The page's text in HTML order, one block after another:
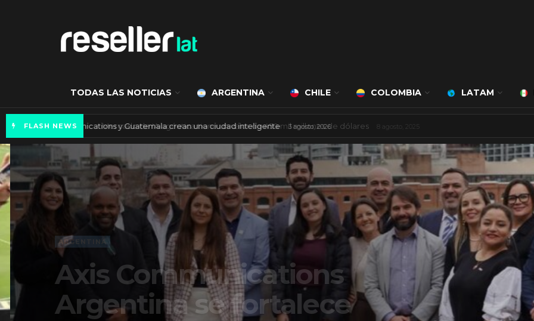
TODAS LAS NOTICIAS ARGENTINA CHILE COLOMBIA LATAM
FLASH NEWS Axis Communications y Guatemala crean una ciudad inteligente 3 agosto, 2026
ARGENTINA
Axis Communications
Argentina se fortalece